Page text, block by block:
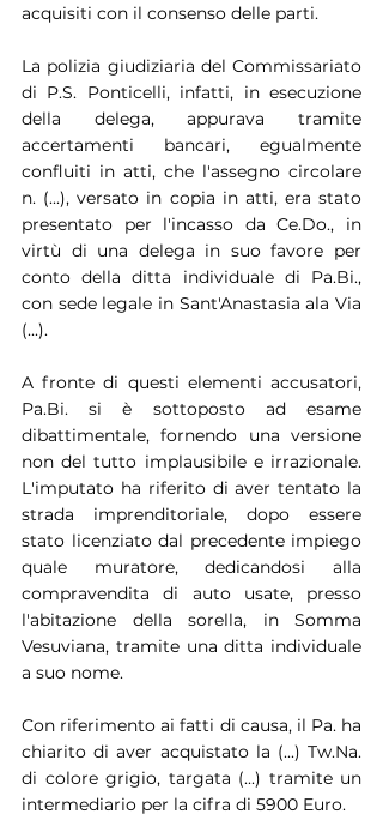
acquisiti con il consenso delle parti.
La polizia giudiziaria del Commissariato
di P.S. Ponticelli, infatti, in esecuzione
della delega, appurava tramite
accertamenti bancari, egualmente
confluiti in atti, che l'assegno circolare
n. (...), versato in copia in atti, era stato
presentato per l'incasso da Ce.Do., in
virtù di una delega in suo favore per
conto della ditta individuale di Pa.Bi.,
con sede legale in Sant'Anastasia ala Via
(...).
A fronte di questi elementi accusatori,
Pa.Bi. si è sottoposto ad esame
dibattimentale, fornendo una versione
non del tutto implausibile e irrazionale.
L'imputato ha riferito di aver tentato la
strada imprenditoriale, dopo essere
stato licenziato dal precedente impiego
quale muratore, dedicandosi alla
compravendita di auto usate, presso
l'abitazione della sorella, in Somma
Vesuviana, tramite una ditta individuale
a suo nome.
Con riferimento ai fatti di causa, il Pa. ha
chiarito di aver acquistato la (...) Tw.Na.
di colore grigio, targata (...) tramite un
intermediario per la cifra di 5900 Euro.